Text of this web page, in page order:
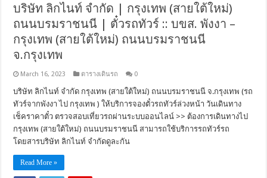
บริษัท ลิกไนท์ จำกัด | กรุงเทพ (สายใต้ใหม่)
ถนนบรมราชนนี | ตั๋วรถทัวร์ :: บขส. พังงา –
กรุงเทพ (สายใต้ใหม่) ถนนบรมราชนนี
จ.กรุงเทพ
March 16, 2023 ตารางเดินรถ 0
บริษัท ลิกไนท์ จำกัด กรุงเทพ (สายใต้ใหม่) ถนนบรมราชนนี จ.กรุงเทพ (รถ
ทัวร์จากพังงา ไป กรุงเทพ ) ให้บริการจองตั๋วรถทัวร์ล่วงหน้า วันเดินทาง
เช็คราคาตั๋ว ตรวจสอบเที่ยวรถผ่านระบบออนไลน์ >> ต้องการเดินทางไป
กรุงเทพ (สายใต้ใหม่) ถนนบรมราชนนี สามารถใช้บริการรถทัวร์รถ
โดยสารบริษัท ลิกไนท์ จำกัดดูละกัน
Read More »